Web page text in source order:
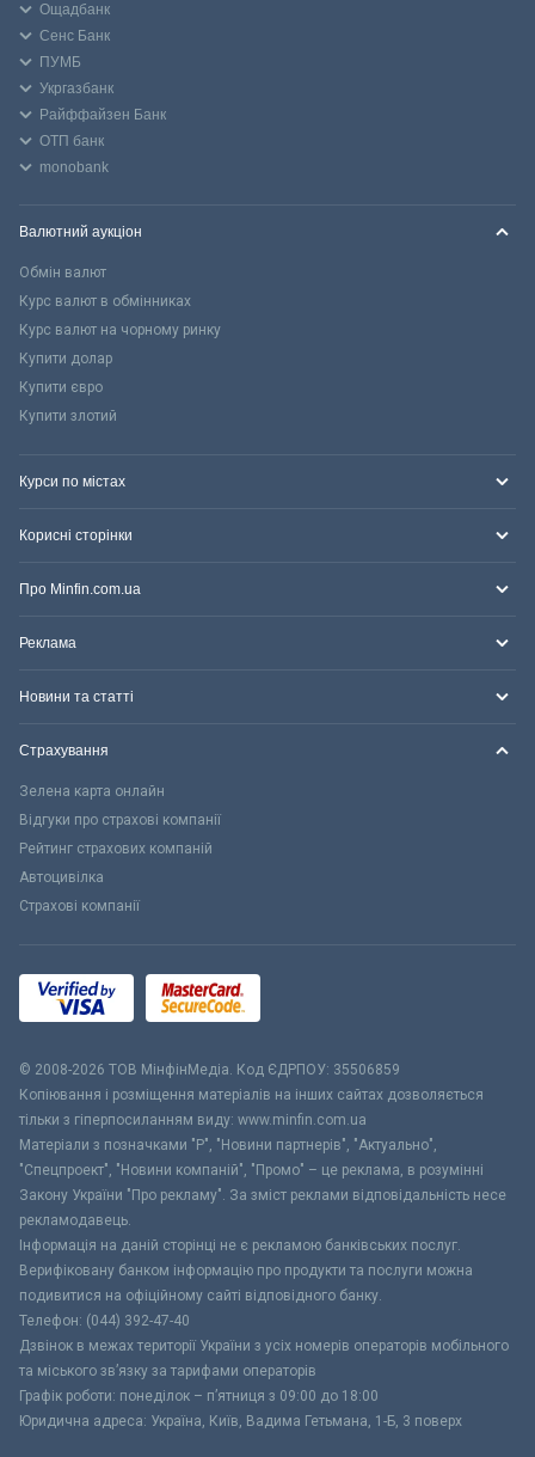
Ощадбанк
Сенс Банк
ПУМБ
Укргазбанк
Райффайзен Банк
ОТП банк
monobank
Валютний аукціон
Обмін валют
Курс валют в обмінниках
Курс валют на чорному ринку
Купити долар
Купити євро
Купити злотий
Курси по містах
Корисні сторінки
Про Minfin.com.ua
Реклама
Новини та статті
Страхування
Зелена карта онлайн
Відгуки про страхові компанії
Рейтинг страхових компаній
Автоцивілка
Страхові компанії
© 2008-2026 ТОВ МiнфiнМедiа. Код ЄДРПОУ: 35506859
Копіювання і розміщення матеріалів на інших сайтах дозволяється
тільки з гіперпосиланням виду: www.minfin.com.ua
Матеріали з позначками "Р", "Новини партнерів", "Актуально",
"Спецпроект", "Новини компаній", "Промо" – це реклама, в розумінні
Закону України "Про рекламу". За зміст реклами відповідальність несе
рекламодавець.
Інформація на даній сторінці не є рекламою банківських послуг.
Верифіковану банком інформацію про продукти та послуги можна
подивитися на офіційному сайті відповідного банку.
Телефон: (044) 392-47-40
Дзвінок в межах території України з усіх номерів операторів мобільного
та міського зв’язку за тарифами операторів
Графік роботи: понеділок – п’ятниця з 09:00 до 18:00
Юридична адреса: Україна, Київ, Вадима Гетьмана, 1-Б, 3 поверх